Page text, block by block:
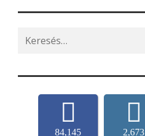
Search
for:
84,145 2,673